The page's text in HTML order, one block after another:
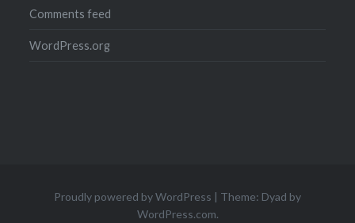
Comments feed
WordPress.org
Proudly powered by WordPress | Theme: Dyad by
WordPress.com.